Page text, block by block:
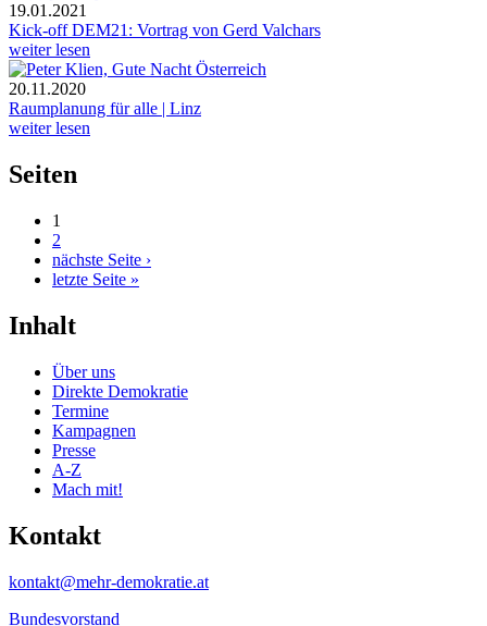
19.01.2021
Kick-off DEM21: Vortrag von Gerd Valchars
weiter lesen
20.11.2020
Raumplanung für alle | Linz
weiter lesen
Seiten
1
2
nächste Seite ›
letzte Seite »
Inhalt
Über uns
Direkte Demokratie
Termine
Kampagnen
Presse
A-Z
Mach mit!
Kontakt
kontakt@mehr-demokratie.at
Bundesvorstand